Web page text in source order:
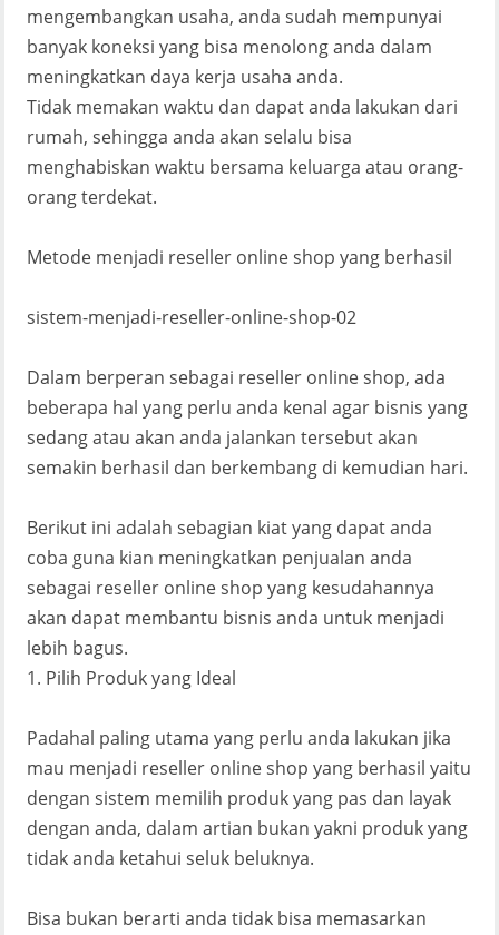
mengembangkan usaha, anda sudah mempunyai
banyak koneksi yang bisa menolong anda dalam
meningkatkan daya kerja usaha anda.
Tidak memakan waktu dan dapat anda lakukan dari
rumah, sehingga anda akan selalu bisa
menghabiskan waktu bersama keluarga atau orang-
orang terdekat.
Metode menjadi reseller online shop yang berhasil
sistem-menjadi-reseller-online-shop-02
Dalam berperan sebagai reseller online shop, ada
beberapa hal yang perlu anda kenal agar bisnis yang
sedang atau akan anda jalankan tersebut akan
semakin berhasil dan berkembang di kemudian hari.
Berikut ini adalah sebagian kiat yang dapat anda
coba guna kian meningkatkan penjualan anda
sebagai reseller online shop yang kesudahannya
akan dapat membantu bisnis anda untuk menjadi
lebih bagus.
1. Pilih Produk yang Ideal
Padahal paling utama yang perlu anda lakukan jika
mau menjadi reseller online shop yang berhasil yaitu
dengan sistem memilih produk yang pas dan layak
dengan anda, dalam artian bukan yakni produk yang
tidak anda ketahui seluk beluknya.
Bisa bukan berarti anda tidak bisa memasarkan